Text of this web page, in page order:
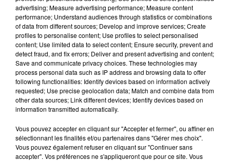
15 juillet 2026
GRANDES MARÉES DE L'ÉTÉ :
SIFFLETS, CIRÉS JAUNES ET
BALISES,...
13 juillet 2026
CANICULE ET SÉCHERESSE : LES
APICULTEURS S'INQUIÈTENT
D'UNE RÉCOLTE...
RETROUVEZ TOUTE L'ACTU DE LA RÉGION ET
advertising; Measure advertising performance; Measure content
performance; Understand audiences through statistics or combinations
of data from different sources; Develop and improve services; Create
profiles to personalise content; Use profiles to select personalised
content; Use limited data to select content; Ensure security, prevent and
detect fraud, and fix errors; Deliver and present advertising and content;
Save and communicate privacy choices. These technologies may
process personal data such as IP address and browsing data to offer
following functionalities: Identify devices based on information actively
requested; Use precise geolocation data; Match and combine data from
other data sources; Link different devices; Identify devices based on
information transmitted automatically.
Vous pouvez accepter en cliquant sur "Accepter et fermer", ou affiner en
sélectionnant les finalités et/ou partenaires dans "Gérer mes choix".
Vous pouvez également refuser en cliquant sur "Continuer sans
accepter". Vos préférences ne s'appliqueront que pour ce site. Vous